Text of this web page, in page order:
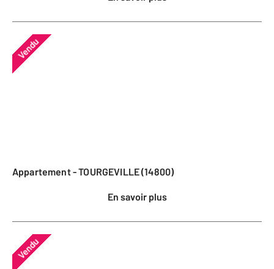
Vendu
Appartement - TOURGEVILLE (14800)
En savoir plus
Vendu